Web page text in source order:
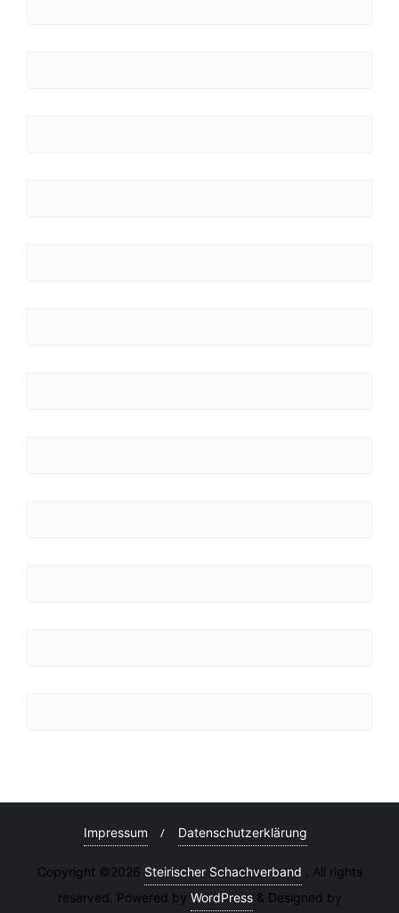
Impressum Datenschutzerklärung
Copyright ©2026 Steirischer Schachverband . All rights
reserved. Powered by WordPress & Designed by